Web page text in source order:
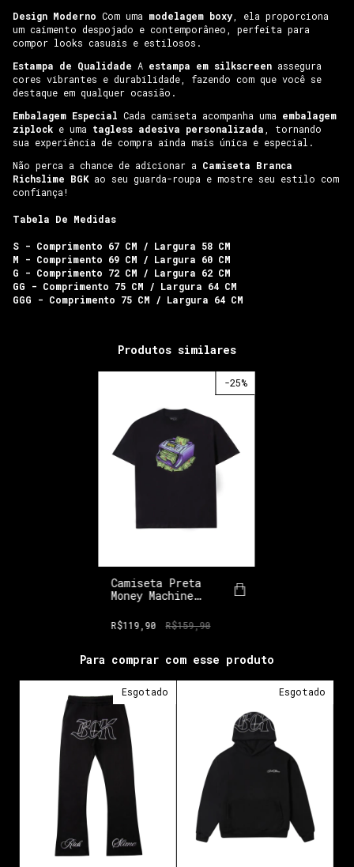
Design Moderno Com uma modelagem boxy , ela proporciona
um caimento despojado e contemporâneo, perfeita para
compor looks casuais e estilosos.
Estampa de Qualidade A estampa em silkscreen assegura
cores vibrantes e durabilidade, fazendo com que você se
destaque em qualquer ocasião.
Embalagem Especial Cada camiseta acompanha uma embalagem
ziplock e uma tagless adesiva personalizada , tornando
sua experiência de compra ainda mais única e especial.
Não perca a chance de adicionar a Camiseta Branca
Richslime BGKao seu guarda-roupa e mostre seu estilo com
confiança!
Tabela De Medidas
S - Comprimento 67 CM / Largura 58 CM
M - Comprimento 69 CM / Largura 60 CM
G - Comprimento 72 CM / Largura 62 CM
GG - Comprimento 75 CM / Largura 64 CM
GGG - Comprimento 75 CM / Largura 64 CM
Produtos similares
-25%
Camiseta Preta
Money Machine
R$119,90 R$159,90
Para comprar com esse produto
Esgotado Esgotado